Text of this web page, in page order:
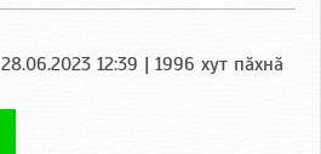
28.06.2023 12:39 | 1996 хут пӑхнӑ